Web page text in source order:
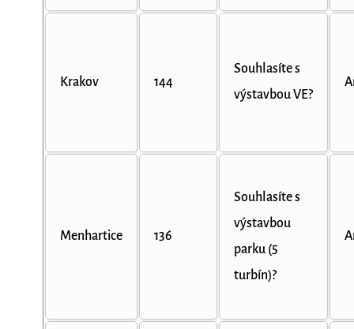
Krakov 144
Souhlasíte s
výstavbou VE?
Menhartice 136
Souhlasíte s
výstavbou
parku (5
turbín)?